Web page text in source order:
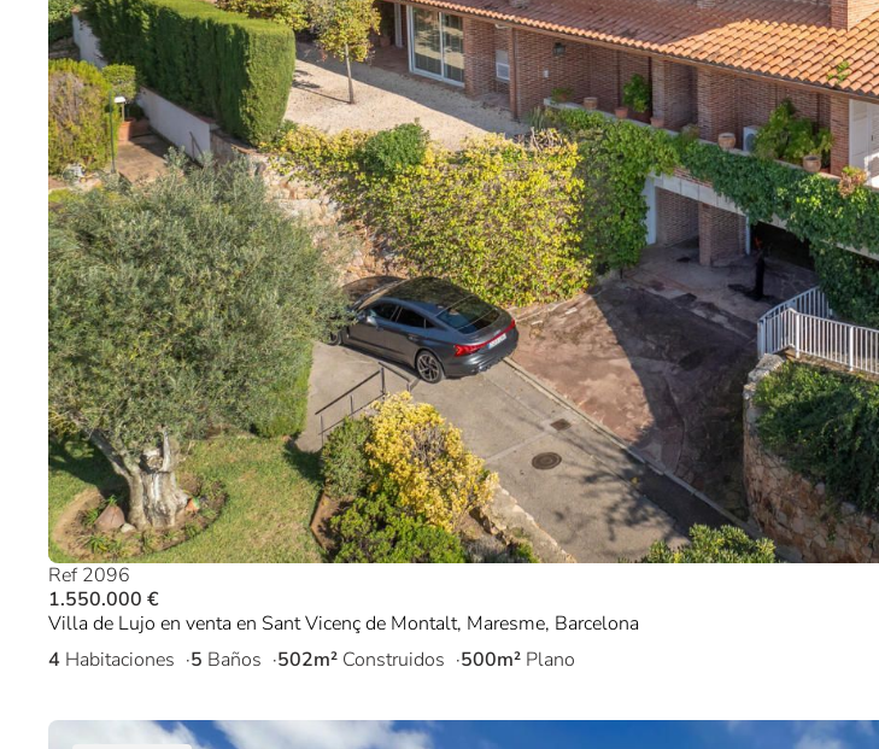
Ref 2096
1.550.000 €
Villa de Lujo en venta en Sant Vicenç de Montalt, Maresme, Barcelona
4 Habitaciones 5 Baños 502m² Construidos 500m² Plano